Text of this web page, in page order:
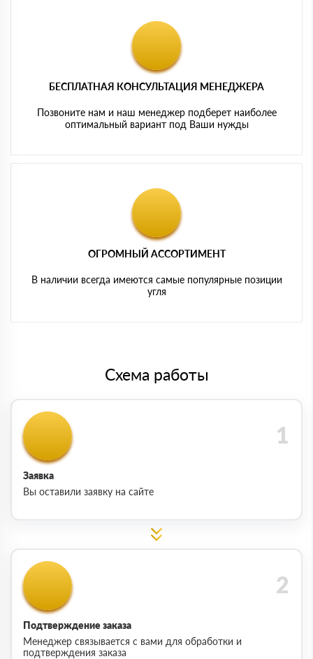
БЕСПЛАТНАЯ КОНСУЛЬТАЦИЯ МЕНЕДЖЕРА
Позвоните нам и наш менеджер подберет наиболее
оптимальный вариант под Ваши нужды
ОГРОМНЫЙ АССОРТИМЕНТ
В наличии всегда имеются самые популярные позиции
угля
Схема работы
Заявка
Вы оставили заявку на сайте
Подтверждение заказа
Менеджер связывается с вами для обработки и
подтверждения заказа